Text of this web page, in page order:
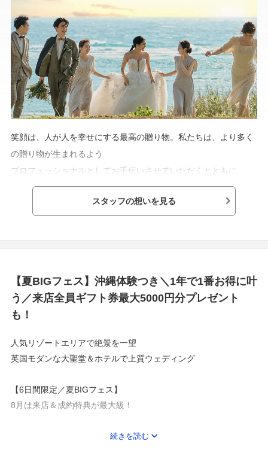
笑顔は、人が人を幸せにする最高の贈り物。私たちは、より多く
の贈り物が生まれるよう
プロフェッショナルとしてお手伝いさせていただくとともに、
おふたりの末永い人生のはじまりに、
まるで家族のように、親友のように寄り添える信頼関係を何より
スタッフの想いを見る
【夏BIGフェス】沖縄体験つき＼1年で1番お得に叶
う／来店全員ギフト券最大5000円分プレゼント
も！
人気リゾートエリアで絶景を一望
英国モダンな大聖堂＆ホテルで上質ウェディング
【6日間限定／夏BIGフェス】
8月は来店＆成約特典が最大級！
◾️参加全員にAmazonギフト5000円分
続きを読む